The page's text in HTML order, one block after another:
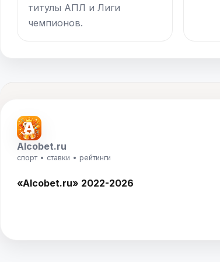
титулы АПЛ и Лиги
чемпионов.
Alcobet.ru
спорт • ставки • рейтинги
«Alcobet.ru» 2022-2026